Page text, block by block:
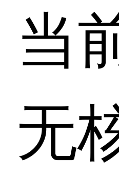
当
无